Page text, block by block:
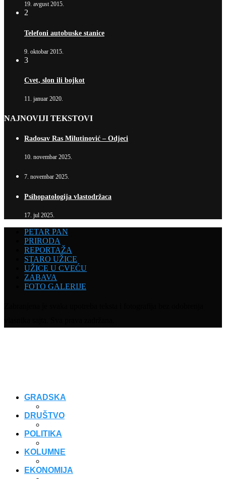
19. avgust 2015.
2
Telefoni autobuske stanice
9. oktobar 2015.
3
Cvet, slon ili bojkot
11. januar 2020.
NAJNOVIJI TEKSTOVI
Radosav Ras Milutinović – Odjeci
10. novembar 2025.
7. novembar 2025.
Psihopatologija vlastodržaca
17. jul 2025.
PETAR PAN
PRIRODA
REPORTAŽA
STARO UŽICE
UŽICE U CVEĆU
ZABAVA
FOTO GALERIJE
GRADSKA
DRUŠTVO
POLITIKA
KOLUMNE
EKONOMIJA